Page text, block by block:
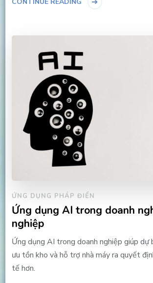
ỨNG DỤNG PHÁP ĐIỂN
Ứng dụng AI trong doanh
nghiệp
Ứng dụng AI trong doanh nghiệp giúp dự
ưu tồn kho và hỗ trợ nhà máy ra quyết
tế hơn.